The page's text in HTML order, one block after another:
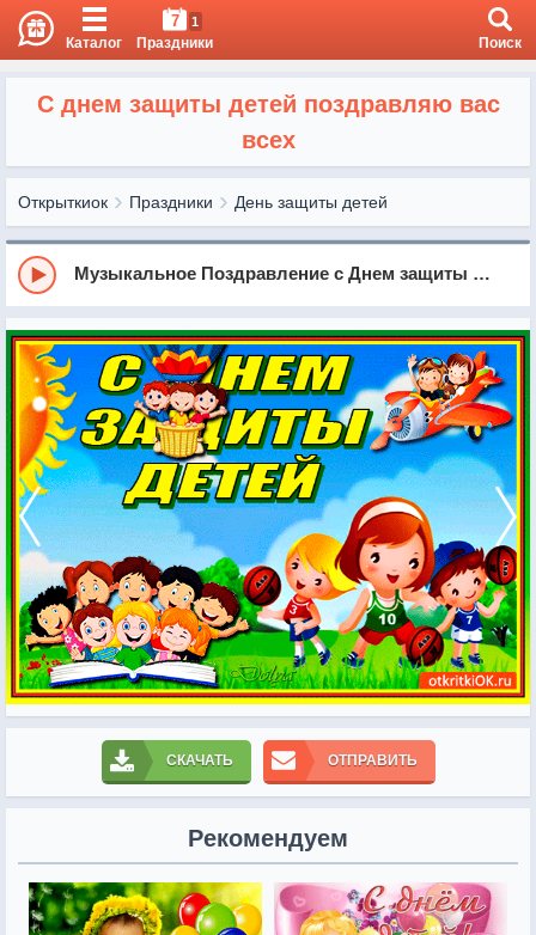
Каталог
7 1
Праздники Поиск
C днем защиты детей поздравляю вас
всех
Открыткиок Праздники День защиты детей
Музыкальное Поздравление с Днем защиты детей!
СКАЧАТЬ ОТПРАВИТЬ
Рекомендуем